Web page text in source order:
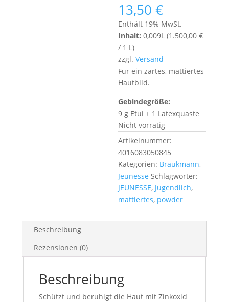
13,50€
Enthält 19% MwSt.
Inhalt: 0,009L (1.500,00€
/ 1 L)
zzgl.Versand
Für ein zartes, mattiertes
Hautbild.
Gebindegröße:
9 g Etui + 1 Latexquaste
Nicht vorrätig
Artikelnummer:
4016083050845
Kategorien: Braukmann,
Jeunesse Schlagwörter:
JEUNESSE, Jugendlich,
mattiertes, powder
Beschreibung
Rezensionen (0)
Beschreibung
Schützt und beruhigt die Haut mit Zinkoxid